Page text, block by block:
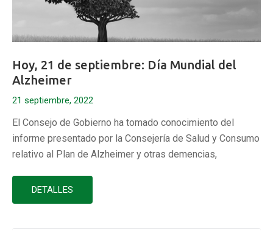
Hoy, 21 de septiembre: Día Mundial del
Alzheimer
21 septiembre, 2022
El Consejo de Gobierno ha tomado conocimiento del
informe presentado por la Consejería de Salud y Consumo
relativo al Plan de Alzheimer y otras demencias,
se celebra mañana 21 de septiembre. Así, dentro de las
actividades y líneas de trabajo que se están desarrollando
DETALLES